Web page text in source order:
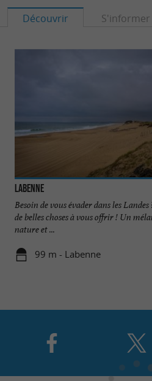
Découvrir S'informer
Labenne
Besoin de vous évader dans les
de belles choses à vous offrir ! Un
nature et ...
99 m - Labenne